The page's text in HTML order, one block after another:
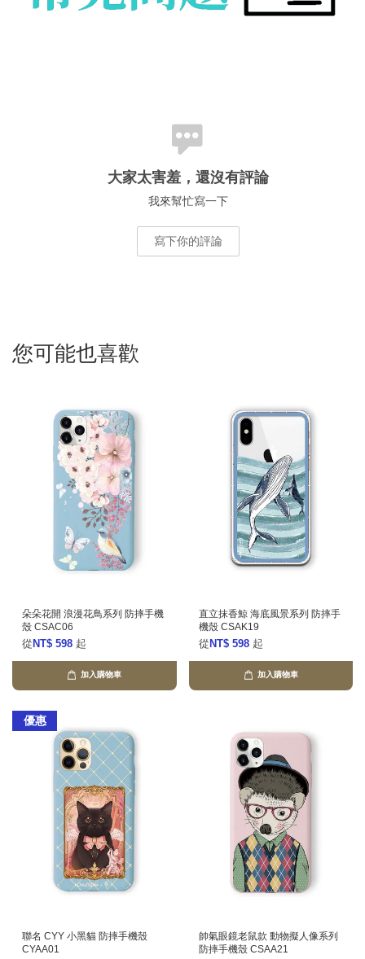
大家太害羞，還沒有評論
我來幫忙寫一下
寫下你的評論
您可能也喜歡
朵朵花開 浪漫花鳥系列 防摔手機
殼 CSAC06
從 NT$ 598 起
加入購物車
直立抹香鯨 海底風景系列 防摔手
機殼 CSAK19
從 NT$ 598 起
加入購物車
優惠
聯名 CYY 小黑貓 防摔手機殼
CYAA01
帥氣眼鏡老鼠款 動物擬人像系列
防摔手機殼 CSAA21